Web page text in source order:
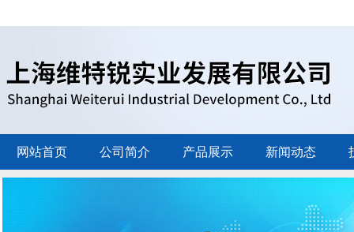
网站首页 公司简介 产品展示 新闻动态